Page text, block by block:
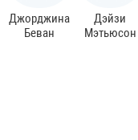
Джорджина
Беван
Дэйзи
Мэтьюсон